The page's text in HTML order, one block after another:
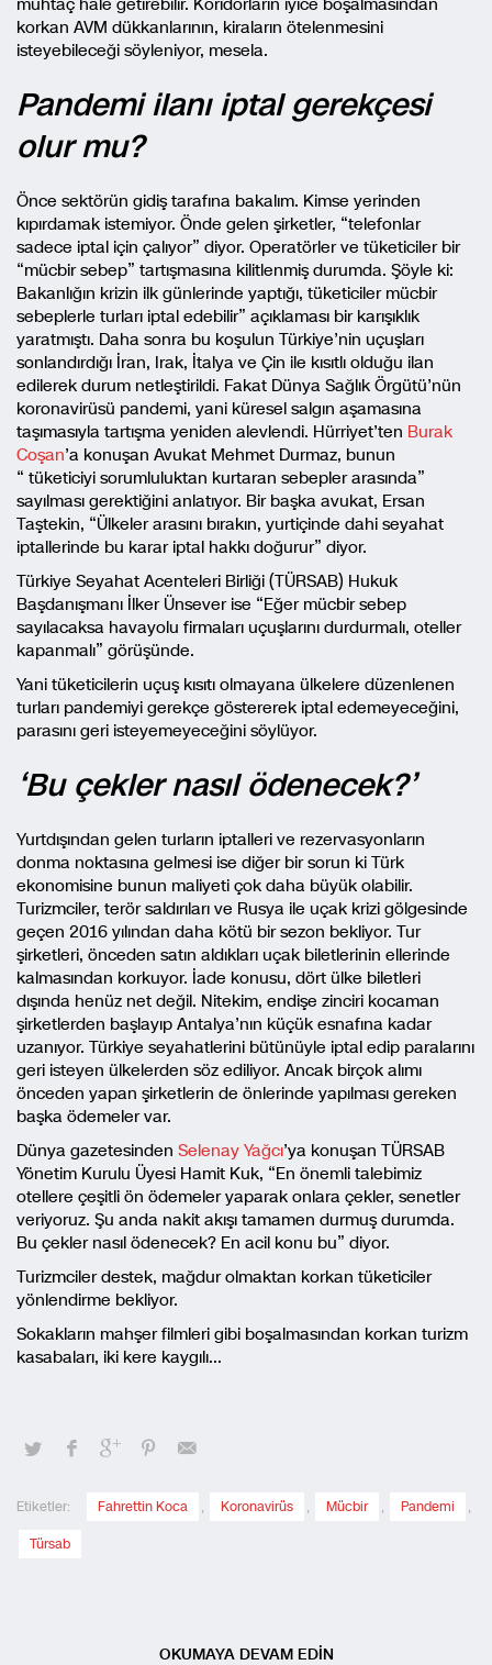
korkan AVM dükkanlarının, kiraların ötelenmesini
isteyebileceği söyleniyor, mesela.
Pandemi ilanı iptal gerekçesi
olur mu?
Önce sektörün gidiş tarafına bakalım. Kimse yerinden
kıpırdamak istemiyor. Önde gelen şirketler, “telefonlar
sadece iptal için çalıyor” diyor. Operatörler ve tüketiciler bir
“mücbir sebep” tartışmasına kilitlenmiş durumda. Şöyle ki:
Bakanlığın krizin ilk günlerinde yaptığı, tüketiciler mücbir
sebeplerle turları iptal edebilir” açıklaması bir karışıklık
yaratmıştı. Daha sonra bu koşulun Türkiye’nin uçuşları
sonlandırdığı İran, Irak, İtalya ve Çin ile kısıtlı olduğu ilan
edilerek durum netleştirildi. Fakat Dünya Sağlık Örgütü’nün
koronavirüsü pandemi, yani küresel salgın aşamasına
taşımasıyla tartışma yeniden alevlendi. Hürriyet’ten Burak
Coşan’a konuşan Avukat Mehmet Durmaz, bunun
“ tüketiciyi sorumluluktan kurtaran sebepler arasında”
sayılması gerektiğini anlatıyor. Bir başka avukat, Ersan
Taştekin, “Ülkeler arasını bırakın, yurtiçinde dahi seyahat
iptallerinde bu karar iptal hakkı doğurur” diyor.
Türkiye Seyahat Acenteleri Birliği (TÜRSAB) Hukuk
Başdanışmanı İlker Ünsever ise “Eğer mücbir sebep
sayılacaksa havayolu firmaları uçuşlarını durdurmalı, oteller
kapanmalı” görüşünde.
Yani tüketicilerin uçuş kısıtı olmayana ülkelere düzenlenen
turları pandemiyi gerekçe göstererek iptal edemeyeceğini,
parasını geri isteyemeyeceğini söylüyor.
‘Bu çekler nasıl ödenecek?’
Yurtdışından gelen turların iptalleri ve rezervasyonların
donma noktasına gelmesi ise diğer bir sorun ki Türk
ekonomisine bunun maliyeti çok daha büyük olabilir.
Turizmciler, terör saldırıları ve Rusya ile uçak krizi gölgesinde
geçen 2016 yılından daha kötü bir sezon bekliyor. Tur
şirketleri, önceden satın aldıkları uçak biletlerinin ellerinde
kalmasından korkuyor. İade konusu, dört ülke biletleri
dışında henüz net değil. Nitekim, endişe zinciri kocaman
şirketlerden başlayıp Antalya’nın küçük esnafına kadar
uzanıyor. Türkiye seyahatlerini bütünüyle iptal edip paralarını
geri isteyen ülkelerden söz ediliyor. Ancak birçok alımı
önceden yapan şirketlerin de önlerinde yapılması gereken
başka ödemeler var.
Dünya gazetesinden Selenay Yağcı’ya konuşan TÜRSAB
Yönetim Kurulu Üyesi Hamit Kuk, “En önemli talebimiz
otellere çeşitli ön ödemeler yaparak onlara çekler, senetler
veriyoruz. Şu anda nakit akışı tamamen durmuş durumda.
Bu çekler nasıl ödenecek? En acil konu bu” diyor.
Turizmciler destek, mağdur olmaktan korkan tüketiciler
yönlendirme bekliyor.
Sokakların mahşer filmleri gibi boşalmasından korkan turizm
kasabaları, iki kere kaygılı…
Etiketler: Fahrettin Koca , Koronavirüs , Mücbir , Pandemi ,
Türsab
OKUMAYA DEVAM EDİN